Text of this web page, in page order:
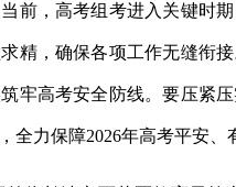
前，高考组考进入关键时
精，确保各项工作无缝衔
牢高考安全防线。要压紧
力保障2026年高考平安、